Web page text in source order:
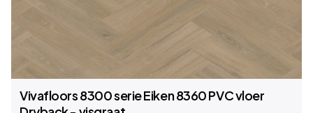
Vivafloors 8300 serie Eiken 8360 PVC vloer